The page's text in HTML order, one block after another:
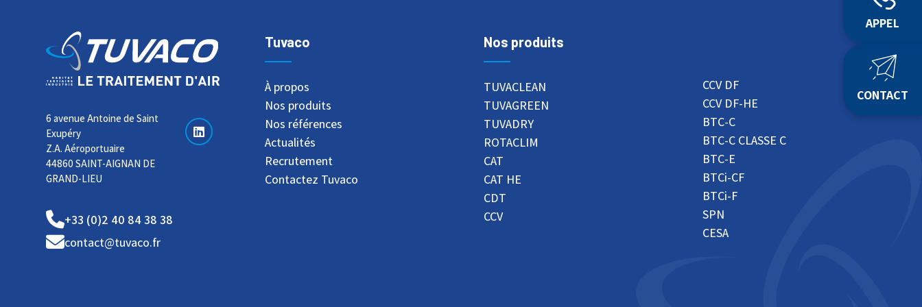
APPEL
CONTACT
6 avenue Antoine de Saint
Exupéry
Z.A. Aéroportuaire
44860 SAINT-AIGNAN DE
GRAND-LIEU
+33 (0)2 40 84 38 38
contact@tuvaco.fr
Tuvaco
À propos
Nos produits
Nos références
Actualités
Recrutement
Contactez Tuvaco
Nos produits
TUVACLEAN
TUVAGREEN
TUVADRY
ROTACLIM
CAT
CAT HE
CDT
CCV
CCV DF
CCV DF-HE
BTC-C
BTC-C CLASSE C
BTC-E
BTCi-CF
BTCi-F
SPN
CESA